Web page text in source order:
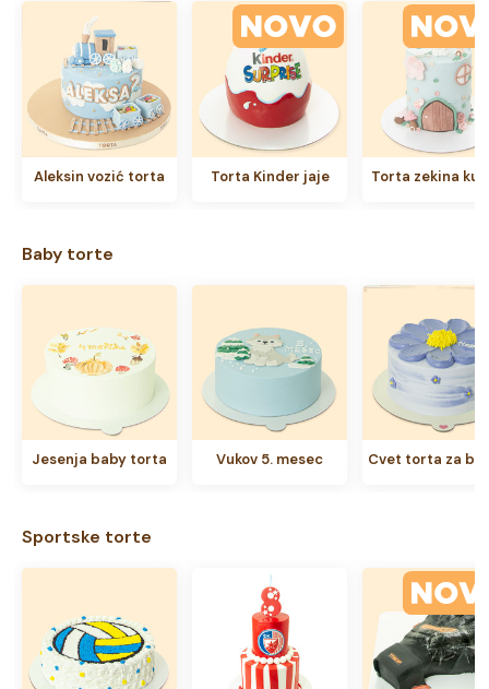
Aleksin vozić torta Torta Kinder jaje Torta zekina
Baby torte
Jesenja baby torta Vukov 5. mesec
Sportske torte